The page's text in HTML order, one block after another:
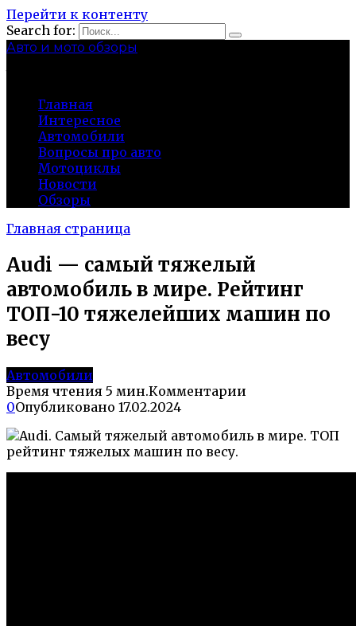
Перейти к контенту
Search for:
Авто и мото обзоры
Главная
Интересное
Автомобили
Вопросы про авто
Мотоциклы
Новости
Обзоры
Главная страница
Audi — самый тяжелый
автомобиль в мире. Рейтинг
ТОП-10 тяжелейших машин по
весу
Автомобили
Время чтения 5 мин.Комментарии
0Опубликовано 17.02.2024